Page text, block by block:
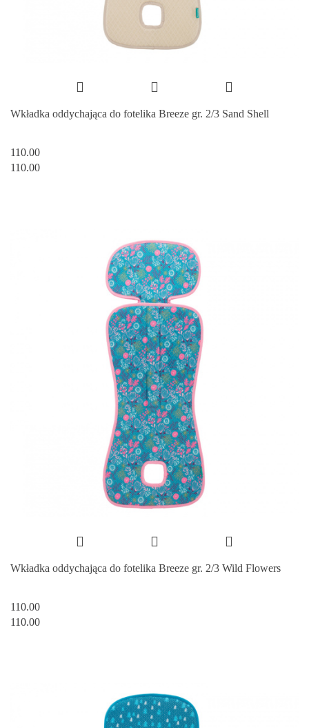
Wkładka oddychająca do fotelika Breeze gr. 2/3 Sand Shell
110.00
110.00
Wkładka oddychająca do fotelika Breeze gr. 2/3 Wild Flowers
110.00
110.00